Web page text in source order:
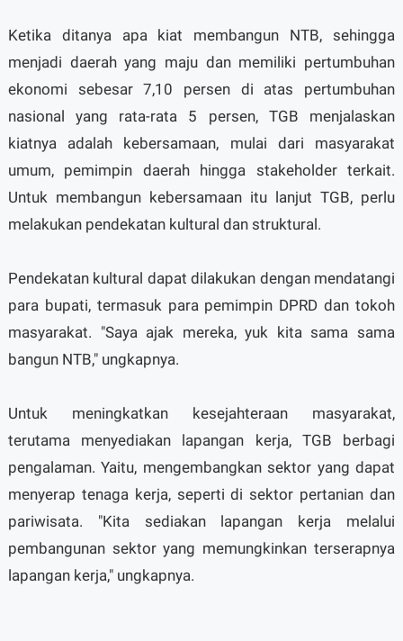
Ketika ditanya apa kiat membangun NTB, sehingga
menjadi daerah yang maju dan memiliki pertumbuhan
ekonomi sebesar 7,10 persen di atas pertumbuhan
nasional yang rata-rata 5 persen, TGB menjalaskan
kiatnya adalah kebersamaan, mulai dari masyarakat
umum, pemimpin daerah hingga stakeholder terkait.
Untuk membangun kebersamaan itu lanjut TGB, perlu
melakukan pendekatan kultural dan struktural.
Pendekatan kultural dapat dilakukan dengan mendatangi
para bupati, termasuk para pemimpin DPRD dan tokoh
masyarakat. "Saya ajak mereka, yuk kita sama sama
bangun NTB," ungkapnya.
Untuk meningkatkan kesejahteraan masyarakat,
terutama menyediakan lapangan kerja, TGB berbagi
pengalaman. Yaitu, mengembangkan sektor yang dapat
menyerap tenaga kerja, seperti di sektor pertanian dan
pariwisata. "Kita sediakan lapangan kerja melalui
pembangunan sektor yang memungkinkan terserapnya
lapangan kerja," ungkapnya.